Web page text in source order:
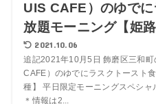
UIS CAFE）のゆで
放題モーニング【姫
2021.10.06
追記2021年10月5日 飾磨区三和
CAFE）のゆでにラスクトースト
種】 平日限定モーニングスペシ
＊情報は2...